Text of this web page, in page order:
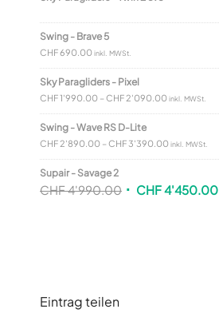
Swing - Brave 5
CHF690.00 inkl. MWSt.
Sky Paragliders - Pixel
CHF1'990.00 – CHF2'090.00 inkl. MWSt.
Swing - Wave RS D-Lite
CHF2'890.00 – CHF3'390.00 inkl. MWSt.
Supair - Savage 2
CHF4'990.00 CHF4'450.00
Eintrag teilen